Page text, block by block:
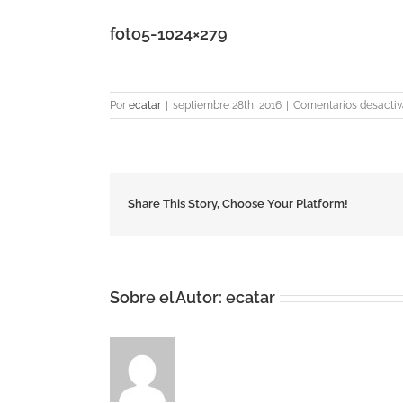
foto5-1024×279
Por ecatar septiembre 28th, 2016 Comentarios
Share This Story, Choose Your Platform!
Sobre el Autor: ecatar